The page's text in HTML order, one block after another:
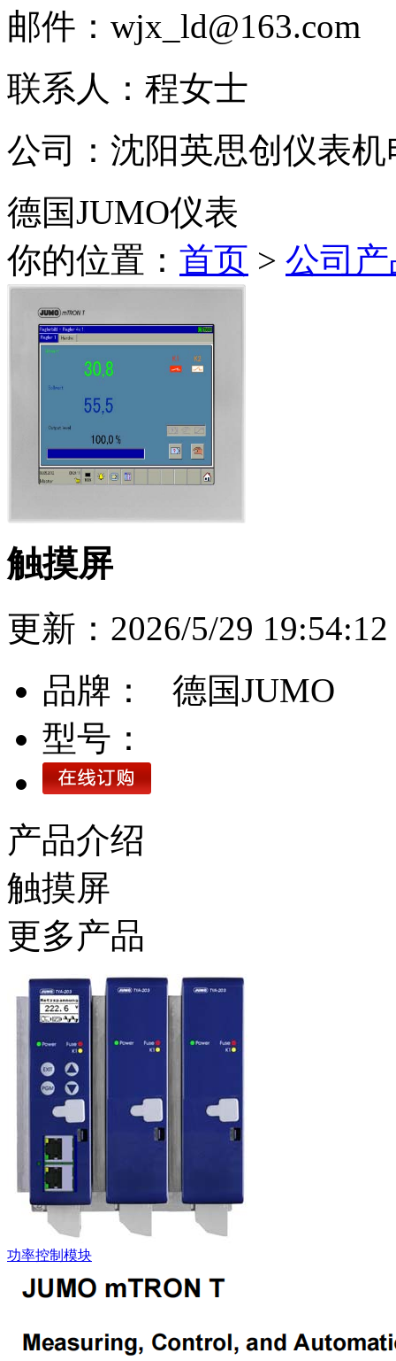
邮件：wjx_ld@163.com
联系人：程女士
公司：沈阳英思创仪表
德国JUMO仪表
你的位置： 首页 > 公司
触摸屏
更新：2026/5/29
品牌：
德国JUMO
型号：
产品介绍
触摸屏
更多产品
功率控制模块